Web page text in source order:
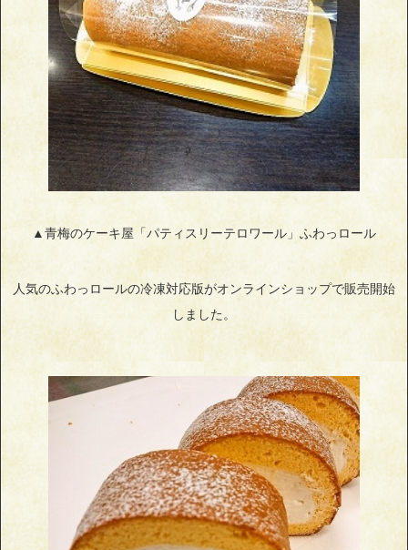
▲青梅のケーキ屋「パティスリーテロワール」ふわっロール
人気のふわっロールの冷凍対応版がオンラインショップで販売開始
しました。